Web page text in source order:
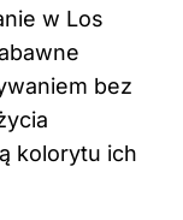
w Los
bez
kolorytu ich